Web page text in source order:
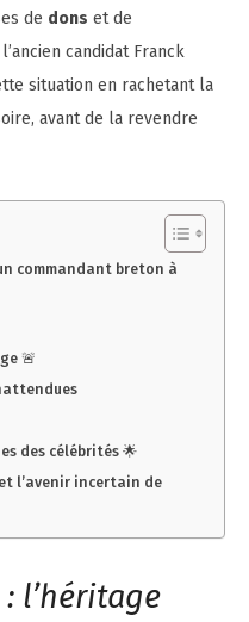
de dons et de
candidat Franck
situation en rachetant la
avant de la revendre
commandant breton à
🚨
des célébrités 🌟
l’avenir incertain de
l’héritage